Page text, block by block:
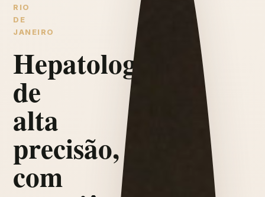
RIO
DE
JANEIRO
Hepatologia
de
alta
precisão,
com